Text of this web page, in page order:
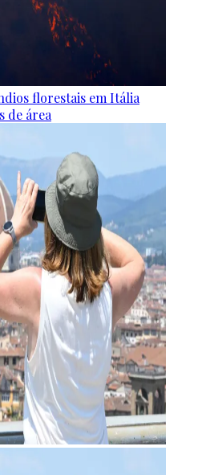
florestais em Itália
de área